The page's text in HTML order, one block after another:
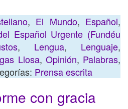
, El Mundo, Español,
Español Urgente (Fundéu
, Lengua, Lenguaje,
Llosa, Opinión, Palabras,
Prensa escrita
con gracia